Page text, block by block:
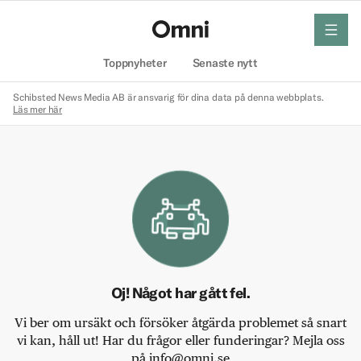
Toppnyheter Senaste nytt
meny
Schibsted News Media AB är ansvarig för dina data på denna webbplats.
Läs mer här
Oj! Något har gått fel.
Vi ber om ursäkt och försöker åtgärda problemet så snart
vi kan, håll ut! Har du frågor eller funderingar? Mejla oss